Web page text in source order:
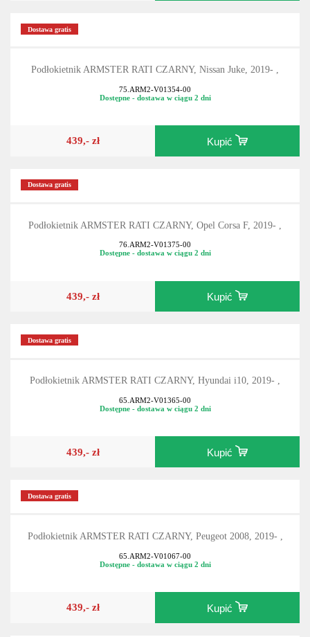
Dostawa gratis
Podłokietnik ARMSTER RATI CZARNY, Nissan Juke, 2019- ,
75.ARM2-V01354-00
Dostępne - dostawa w ciągu 2 dni
439,- zł Kupić
Dostawa gratis
Podłokietnik ARMSTER RATI CZARNY, Opel Corsa F, 2019- ,
76.ARM2-V01375-00
Dostępne - dostawa w ciągu 2 dni
439,- zł Kupić
Dostawa gratis
Podłokietnik ARMSTER RATI CZARNY, Hyundai i10, 2019- ,
65.ARM2-V01365-00
Dostępne - dostawa w ciągu 2 dni
439,- zł Kupić
Dostawa gratis
Podłokietnik ARMSTER RATI CZARNY, Peugeot 2008, 2019- ,
65.ARM2-V01067-00
Dostępne - dostawa w ciągu 2 dni
439,- zł Kupić